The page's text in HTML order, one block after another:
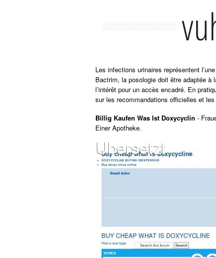
Les infections urinaires représentent
Bactrim, la posologie doit être adaptée
l’intérêt pour un accès encadré. En
sur les recommandations officielles et
Billig Kaufen Was Ist Doxycyclin -
Einer Apotheke.